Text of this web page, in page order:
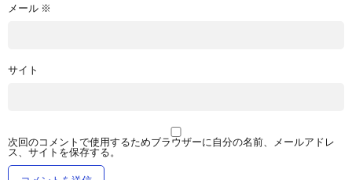
メール ※
サイト
次回のコメントで使用するためブラウザーに自分の名前、メールアドレ
ス、サイトを保存する。